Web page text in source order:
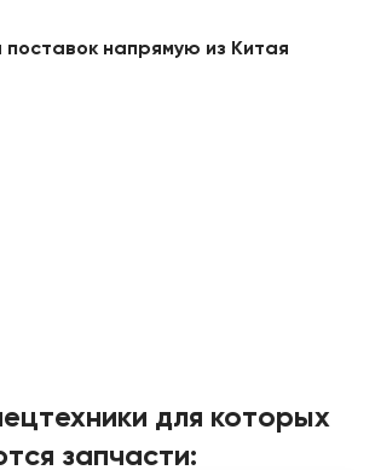
напрямую из Китая
для которых
запчасти: